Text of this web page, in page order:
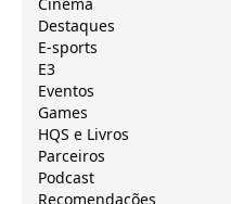
Destaques
E-sports
E3
Eventos
Games
HQS e Livros
Parceiros
Podcast
Recomendações